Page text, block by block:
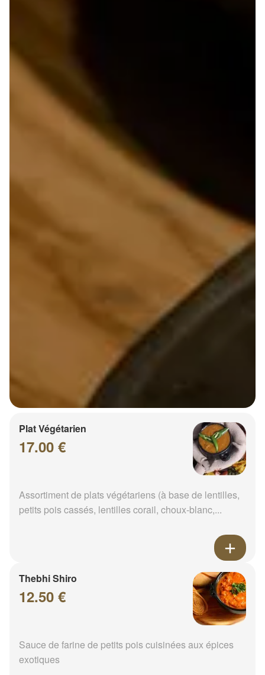
Plat Végétarien
17.00 €
Assortiment de plats végétariens (à base de lentilles,
petits pois cassés, lentilles corail, choux-blanc,...
Thebhi Shiro
12.50 €
Sauce de farine de petits pois cuisinées aux épices
exotiques